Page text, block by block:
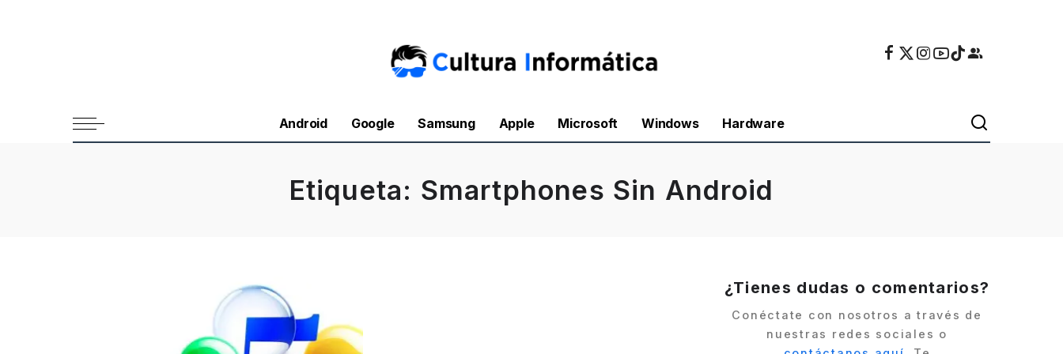
Android Google Samsung Apple Microsoft Windows Hardware
Etiqueta: Smartphones Sin Android
¿Tienes dudas o comentarios?
Conéctate con nosotros a través de
nuestras redes sociales o